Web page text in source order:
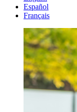
Español
Français